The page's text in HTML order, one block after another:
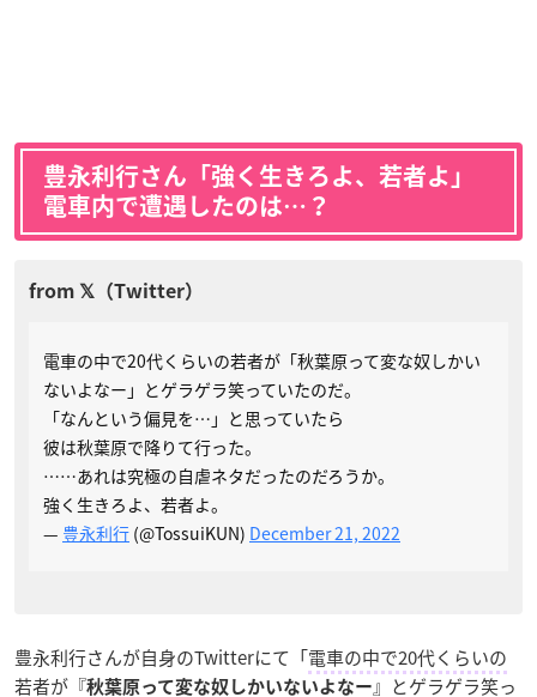
豊永利行さん「強く生きろよ、若者よ」
電車内で遭遇したのは…？
電車の中で20代くらいの若者が「秋葉原って変な奴しかい
ないよなー」とゲラゲラ笑っていたのだ。
「なんという偏見を…」と思っていたら
彼は秋葉原で降りて行った。
……あれは究極の自虐ネタだったのだろうか。
強く生きろよ、若者よ。
— 豊永利行 (@TossuiKUN) December 21, 2022
豊永利行さんが自身のTwitterにて「電車の中で20代くらいの
若者が『秋葉原って変な奴しかいないよなー』とゲラゲラ笑っ